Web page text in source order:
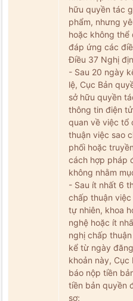
hữu quyền tác
phẩm, nhưng
hoặc không
đáp ứng các
Điều 37 Nghị
- Sau 20 ngày
lệ, Cục Bản
sở hữu quyền
thông tin điện
quan về việc tổ
thuận việc sao
phối hoặc
cách hợp pháp
không nhằm
- Sau ít nhất 6
chấp thuận
tự nhiên, khoa
nghệ hoặc ít
nghị chấp
kể từ ngày
khoản này,
báo nộp tiền
tiền bản quyền
sơ;